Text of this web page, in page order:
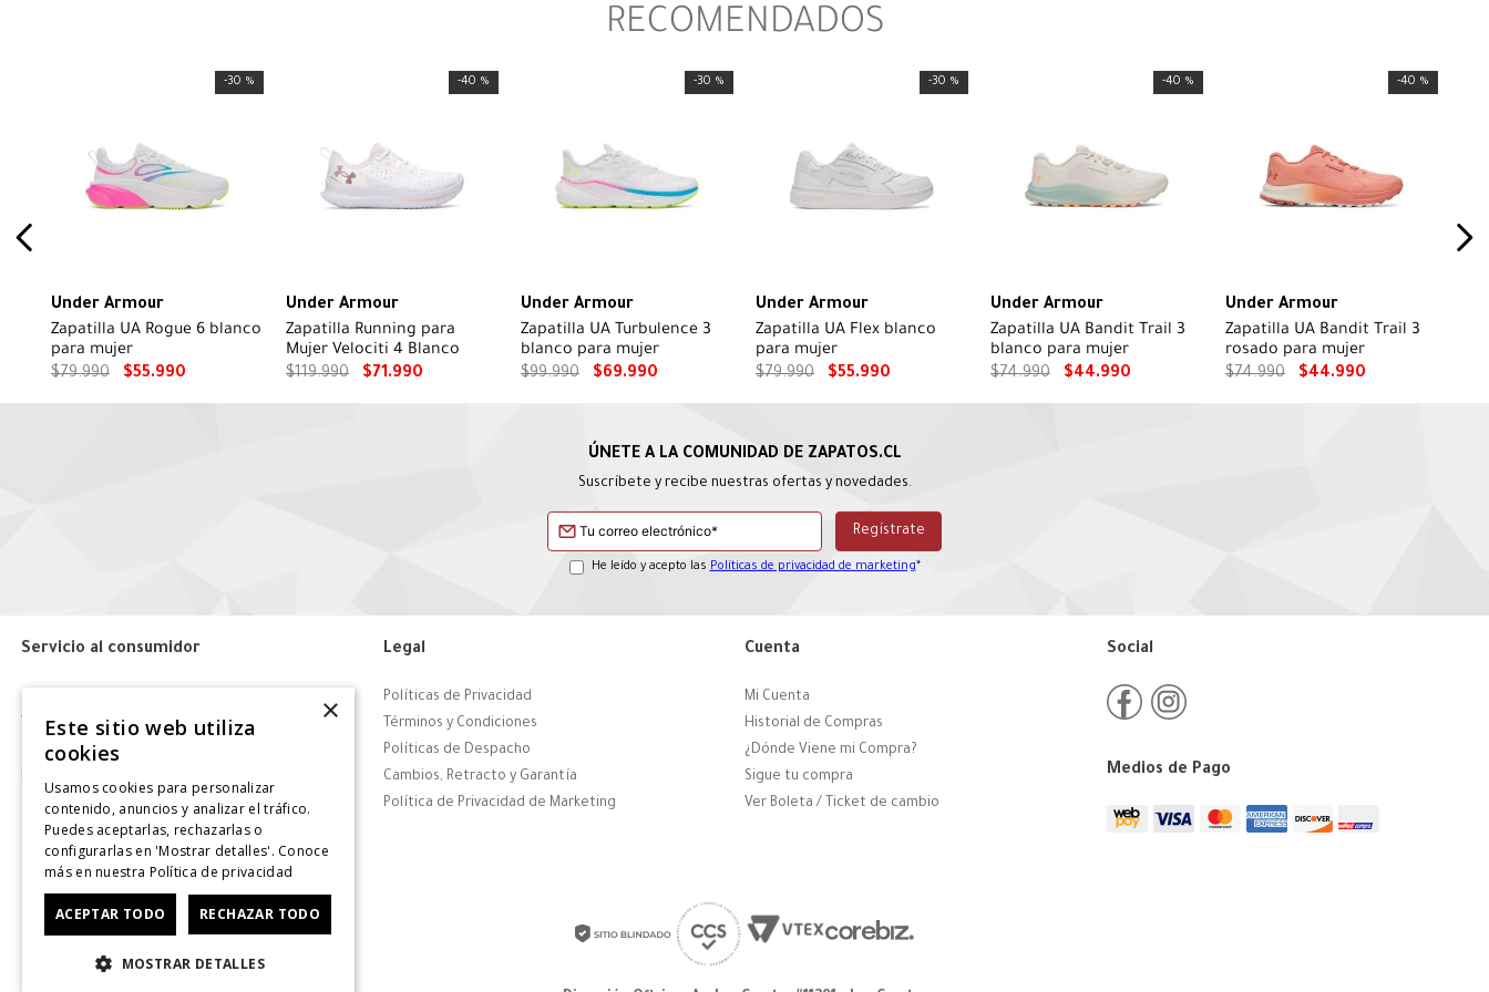
RECOMENDADOS
-30 %
Under Armour
Zapatilla UA Rogue 6 blanco
para mujer
$79.990 $55.990
-40 %
Under Armour
Zapatilla Running para
Mujer Velociti 4 Blanco
$119.990 $71.990
-30 %
Under Armour
Zapatilla UA Turbulence 3
blanco para mujer
$99.990 $69.990
-30 %
Under Armour
Zapatilla UA Flex blanco
para mujer
$79.990 $55.990
-40 %
Under Armour
Zapatilla UA Bandit Trail 3
blanco para mujer
$74.990 $44.990
-40 %
Under Armour
Zapatilla UA Bandit Trail 3
rosado para mujer
$74.990 $44.990
Suscríbete y recibe nuestras ofertas y novedades.
He leído y acepto las Políticas de privacidad de marketing*
Servicio al consumidor
Tiendas
Contáctanos
Giftcard
Solicitar Factura
CyberDay
Legal
Políticas de Privacidad
Términos y Condiciones
Políticas de Despacho
Cambios, Retracto y Garantía
Política de Privacidad de Marketing
Cuenta
Mi Cuenta
Historial de Compras
¿Dónde Viene mi Compra?
Sigue tu compra
Ver Boleta / Ticket de cambio
Social
Medios de Pago
×
Este sitio web utiliza
cookies
Usamos cookies para personalizar
contenido, anuncios y analizar el tráfico.
Puedes aceptarlas, rechazarlas o
configurarlas en 'Mostrar detalles'. Conoce
más en nuestra Política de privacidad
ACEPTAR TODO RECHAZAR TODO
MOSTRAR DETALLES